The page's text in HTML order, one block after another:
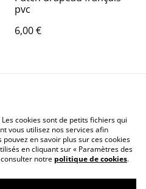
pvc
6,00 €
Legal Terms
Cookie Policy
cookies sont de petits fichiers qui
vous utilisez nos services afin
en savoir plus sur ces cookies
en cliquant sur « Paramètres des
notre politique de cookies.